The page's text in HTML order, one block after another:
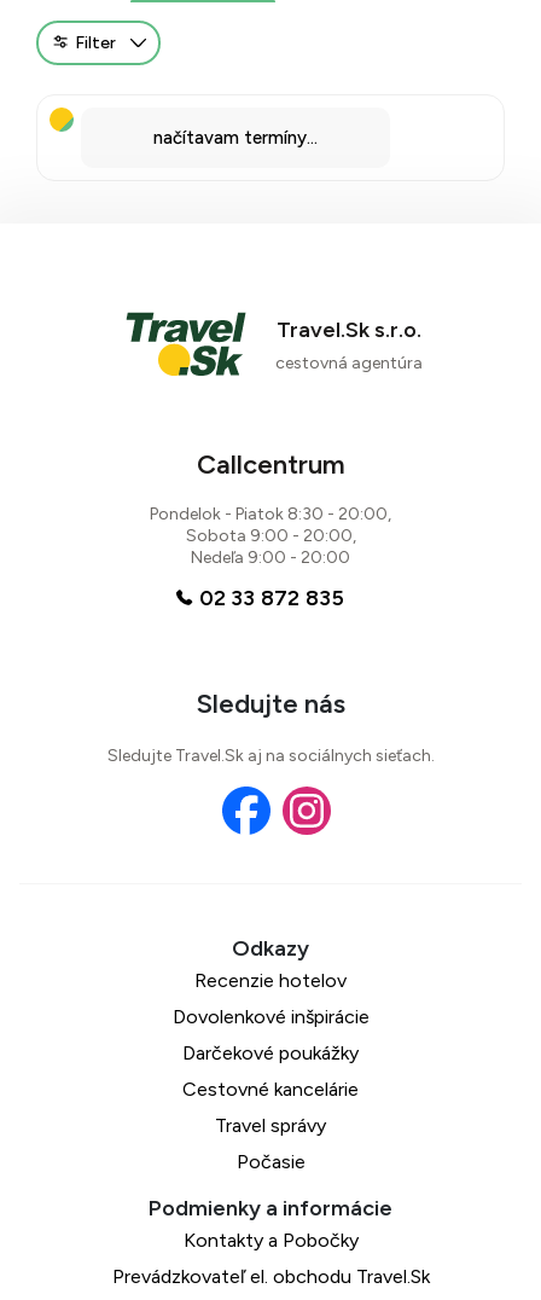
Filter
načítavam termíny...
Travel.Sk s.r.o.
cestovná agentúra
Callcentrum
Pondelok - Piatok 8:30 - 20:00,
Sobota 9:00 - 20:00,
Nedeľa 9:00 - 20:00
02 33 872 835
Sledujte nás
Sledujte Travel.Sk aj na sociálnych sieťach.
Recenzie hotelov
Dovolenkové inšpirácie
Darčekové poukážky
Cestovné kancelárie
Travel správy
Počasie
Kontakty a Pobočky
Prevádzkovateľ el. obchodu Travel.Sk